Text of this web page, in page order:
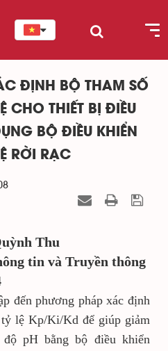
ĐỊNH BỘ THAM SỐ
CHO THIẾT BỊ ĐIỀU
BỘ ĐIỀU KHIỂN
RỜI RẠC
Thu
tin và Truyền thông
đến phương pháp xác định
lệ Kp/Ki/Kd để giúp giảm
pH bằng bộ điều khiển